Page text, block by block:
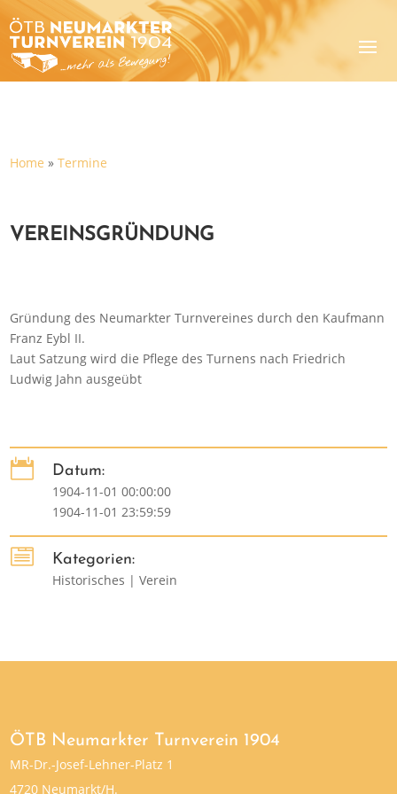
Home »Termine
VEREINSGRÜNDUNG
Gründung des Neumarkter Turnvereines durch den Kaufmann
Franz Eybl II.
Laut Satzung wird die Pflege des Turnens nach Friedrich
Ludwig Jahn ausgeübt

Datum:
1904-11-01 00:00:00
1904-11-01 23:59:59

Kategorien:
Historisches | Verein
ÖTB Neumarkter Turnverein 1904
MR-Dr.-Josef-Lehner-Platz 1
4720 Neumarkt/H.